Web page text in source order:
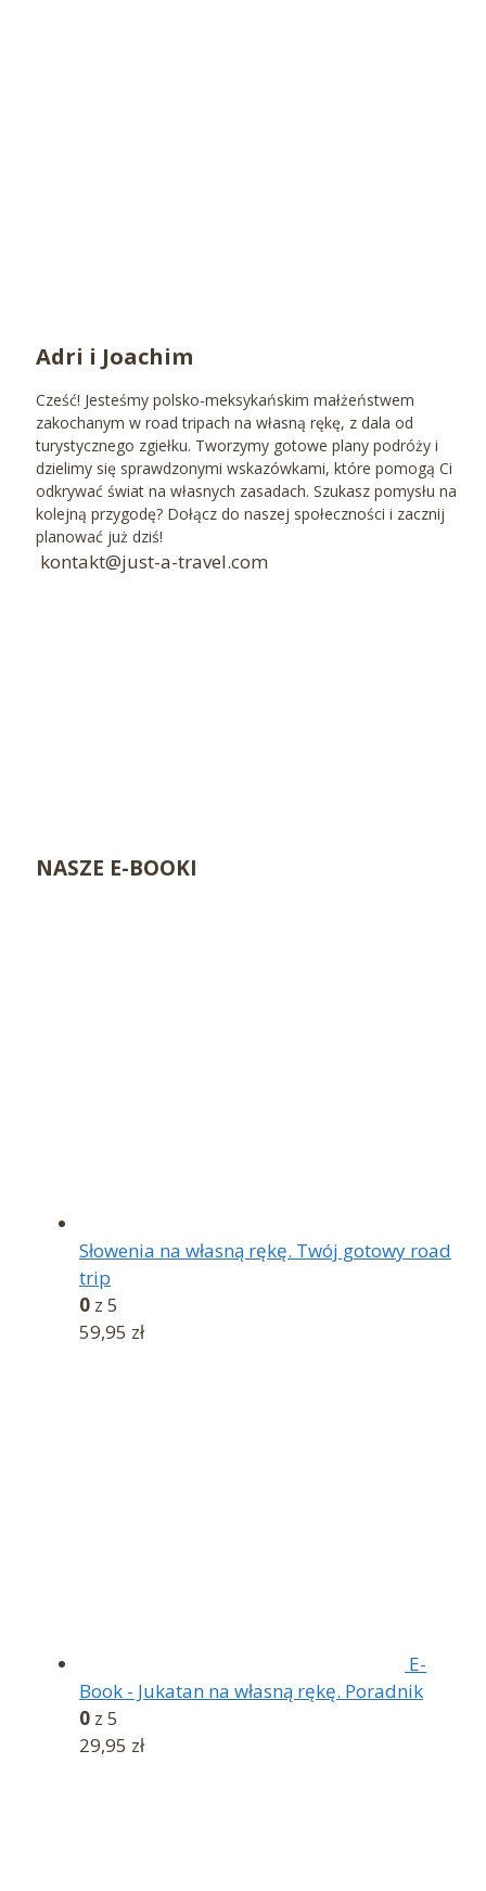
Adri i Joachim
Cześć! Jesteśmy polsko-meksykańskim małżeństwem
zakochanym w road tripach na własną rękę, z dala od
turystycznego zgiełku. Tworzymy gotowe plany podróży i
dzielimy się sprawdzonymi wskazówkami, które pomogą Ci
odkrywać świat na własnych zasadach. Szukasz pomysłu na
kolejną przygodę? Dołącz do naszej społeczności i zacznij
planować już dziś!
kontakt@just-a-travel.com
NASZE E-BOOKI
Słowenia na własną rękę. Twój gotowy road
trip
0 z 5
59,95 zł
E-
Book - Jukatan na własną rękę. Poradnik
0 z 5
29,95 zł